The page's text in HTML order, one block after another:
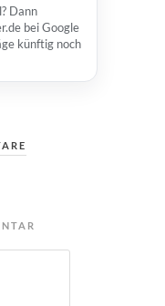
Dann
bei Google
künftig noch